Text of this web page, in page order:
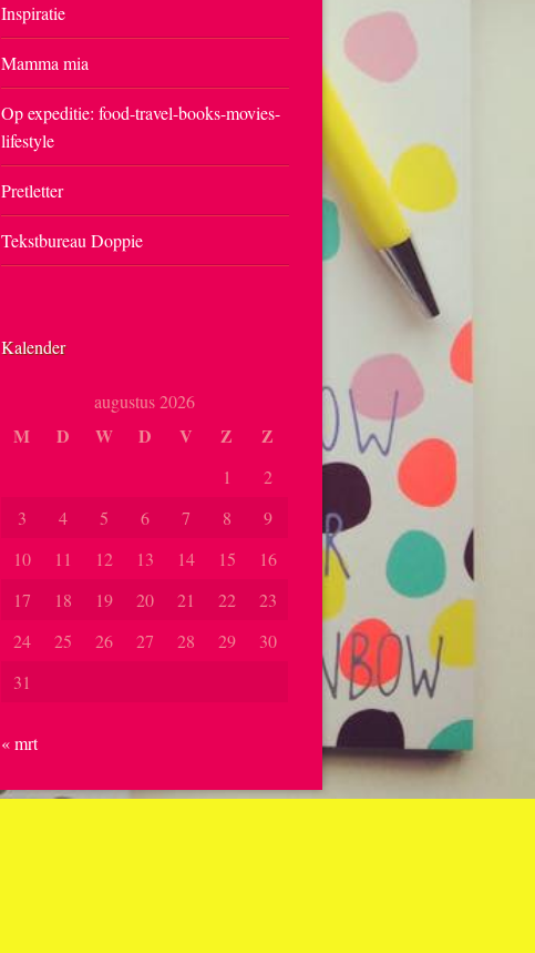
Inspiratie
Mamma mia
Op expeditie: food-travel-books-movies-
lifestyle
Pretletter
Tekstbureau Doppie
Kalender
augustus 2026
M D W D V Z Z
1
2
3
4 5 6 7 8
9
10
11 12 13 14 15
16
17
18 19 20 21 22
23
24
25 26 27 28 29
30
31
« mrt